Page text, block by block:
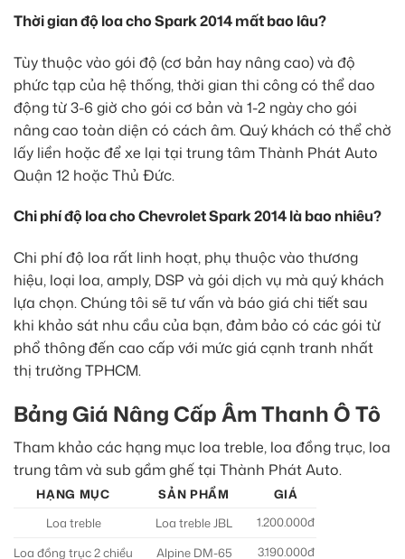
Thời gian độ loa cho Spark 2014 mất bao lâu?
Tùy thuộc vào gói độ (cơ bản hay nâng cao) và độ
phức tạp của hệ thống, thời gian thi công có thể dao
động từ 3-6 giờ cho gói cơ bản và 1-2 ngày cho gói
nâng cao toàn diện có cách âm. Quý khách có thể chờ
lấy liền hoặc để xe lại tại trung tâm Thành Phát Auto
Quận 12 hoặc Thủ Đức.
Chi phí độ loa cho Chevrolet Spark 2014 là bao nhiêu?
Chi phí độ loa rất linh hoạt, phụ thuộc vào thương
hiệu, loại loa, amply, DSP và gói dịch vụ mà quý khách
lựa chọn. Chúng tôi sẽ tư vấn và báo giá chi tiết sau
khi khảo sát nhu cầu của bạn, đảm bảo có các gói từ
phổ thông đến cao cấp với mức giá cạnh tranh nhất
thị trường TPHCM.
Bảng Giá Nâng Cấp Âm Thanh Ô Tô
Tham khảo các hạng mục loa treble, loa đồng trục, loa
trung tâm và sub gầm ghế tại Thành Phát Auto.
HẠNG MỤC SẢN PHẨM
GIÁ
Loa treble
Loa treble JBL
1.200.000đ
Loa đồng trục 2 chiều
Alpine DM-65 3.190.000đ